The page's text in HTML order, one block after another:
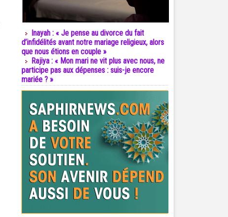
Inayah : « Je pense au divorce du fait
d’infidélités avant notre mariage religieux, alors
que nous étions en couple »
Rajiya : « Mon mari ne vit plus avec nous, ne
participe pas aux dépenses : suis-je encore
mariée ? »